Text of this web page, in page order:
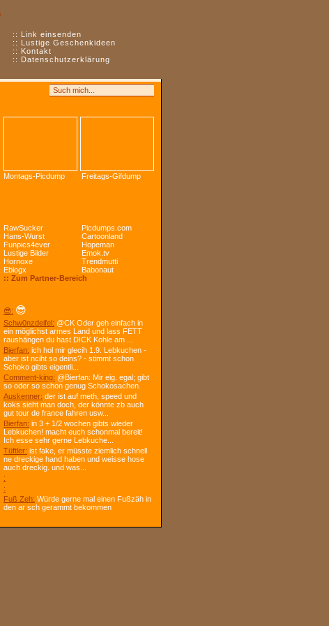
:: Link einsenden
:: Lustige Geschenkideen
:: Kontakt
:: Datenschutzerklärung
Montags-Picdump Freitags-Gifdump
RawSucker
Picdumps.com
Hans-Wurst
Cartoonland
Funpics4ever
Hopeman
Lustige Bilder
Emok.tv
Hornoxe
Trendmutti
Eblogx
Babonaut
:: Zum Partner-Bereich
😎: 😎
Schw0nzdeifel: @CK Oder geh einfach in
ein möglichst armes Land und lass FETT
raushängen du hast DICK Kohle am ...
Bierfan: ich hol mir glecih 1.9. Lebkuchen -
aber ist nciht so deins? - stimmt schon
Schoko gibts eigentli...
Comment-king: @Bierfan: Mir eig. egal; gibt
so oder so schon genug Schokosachen.
Auskenner: der ist auf meth, speed und
koks sieht man doch, der könnte zb auch
gut tour de france fahren usw...
Bierfan: in 3 + 1/2 wochen gibts wieder
Lebkuchen! macht euch schonmal bereit!
Ich esse sehr gerne Lebkuche...
Tüftler: ist fake, er müsste ziemlich schnell
ne dreckige hand haben und weisse hose
auch dreckig. und was...
:
:
Fuß Zeh: Würde gerne mal einen Fußzäh in
den ar sch gerammt bekommen